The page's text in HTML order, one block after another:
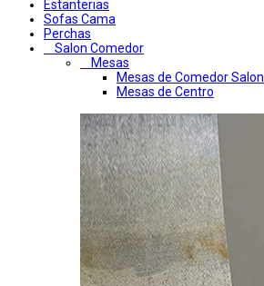
Estanterias
Sofas Cama
Perchas
Salon Comedor
Mesas
Mesas de Comedor Salon
Mesas de Centro